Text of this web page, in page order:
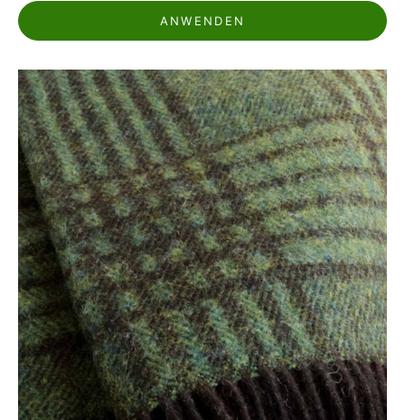
ANWENDEN